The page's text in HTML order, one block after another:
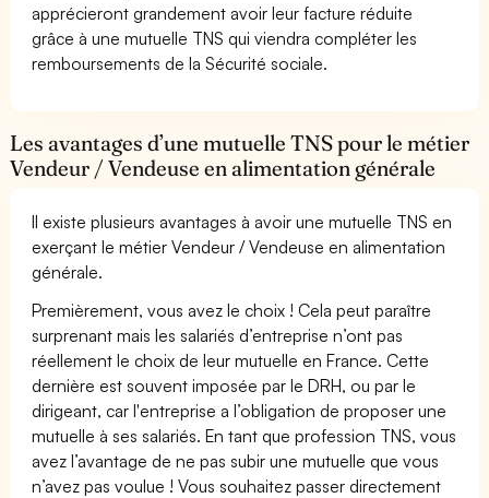
apprécieront grandement avoir leur facture réduite
grâce à une mutuelle TNS qui viendra compléter les
remboursements de la Sécurité sociale.
Les avantages d’une mutuelle TNS pour le métier
Vendeur / Vendeuse en alimentation générale
Il existe plusieurs avantages à avoir une mutuelle TNS en
exerçant le métier Vendeur / Vendeuse en alimentation
générale.
Premièrement, vous avez le choix ! Cela peut paraître
surprenant mais les salariés d’entreprise n’ont pas
réellement le choix de leur mutuelle en France. Cette
dernière est souvent imposée par le DRH, ou par le
dirigeant, car l'entreprise a l’obligation de proposer une
mutuelle à ses salariés. En tant que profession TNS, vous
avez l’avantage de ne pas subir une mutuelle que vous
n’avez pas voulue ! Vous souhaitez passer directement